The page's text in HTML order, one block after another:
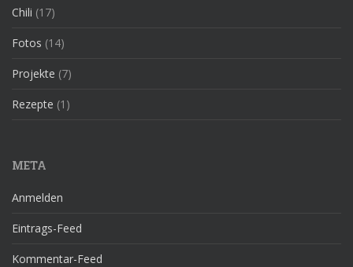
Chili (17)
Fotos (14)
Projekte (7)
Rezepte (1)
META
Anmelden
Eintrags-Feed
Kommentar-Feed